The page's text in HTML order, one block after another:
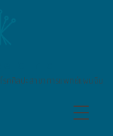
คศิลปะสาขาการแพทย์แผนจีน